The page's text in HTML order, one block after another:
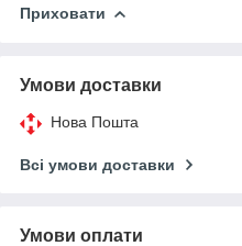
Приховати
Умови доставки
Нова Пошта
Всі умови доставки
Умови оплати